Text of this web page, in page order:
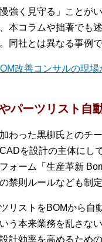
強く見守る」ことが
本コラムや拙著でも
同社とは異なる事例
改善コンサルの現場
パーツリスト自
わった黒柳氏とのチ
を設計の主体にし
ォーム「生産革新
禁則ルールなども制
リストをBOMから自
う本来業務を乱さな
計効率を高めるため